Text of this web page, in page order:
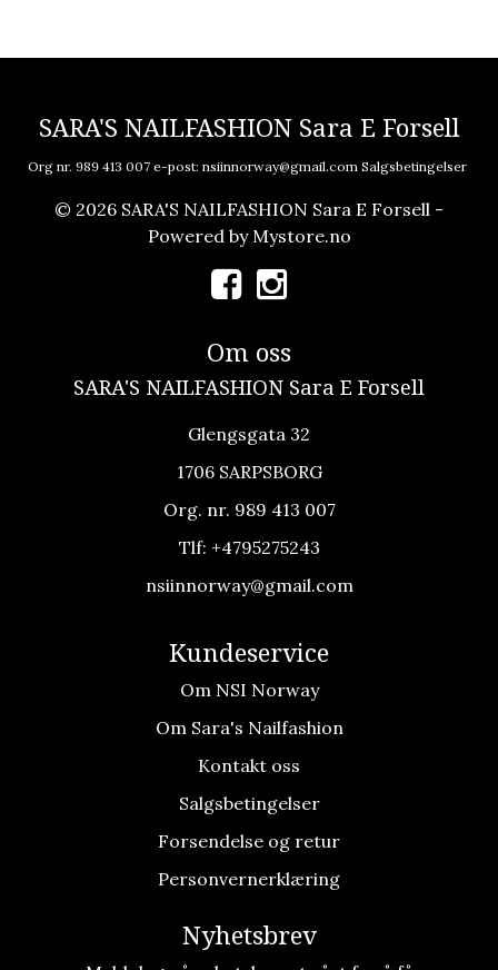
SARA'S NAILFASHION Sara E Forsell
Org nr. 989 413 007 e-post: nsiinnorway@gmail.com Salgsbetingelser
© 2026 SARA'S NAILFASHION Sara E Forsell -
Powered by Mystore.no
Om oss
SARA'S NAILFASHION Sara E Forsell
Glengsgata 32
1706 SARPSBORG
Org. nr. 989 413 007
Tlf: +4795275243
nsiinnorway@gmail.com
Kundeservice
Om NSI Norway
Om Sara's Nailfashion
Kontakt oss
Salgsbetingelser
Forsendelse og retur
Personvernerklæring
Nyhetsbrev